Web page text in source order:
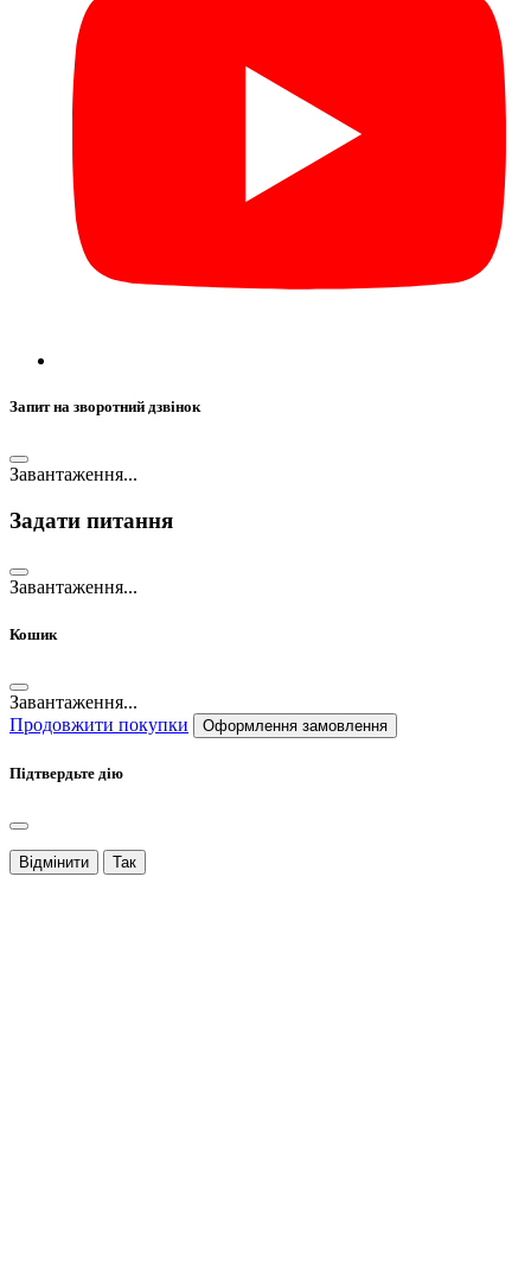
Запит на зворотний дзвінок
Завантаження...
Задати питання
Завантаження...
Кошик
Завантаження...
Продовжити покупки
Оформлення замовлення
Підтвердьте дію
Відмінити Так